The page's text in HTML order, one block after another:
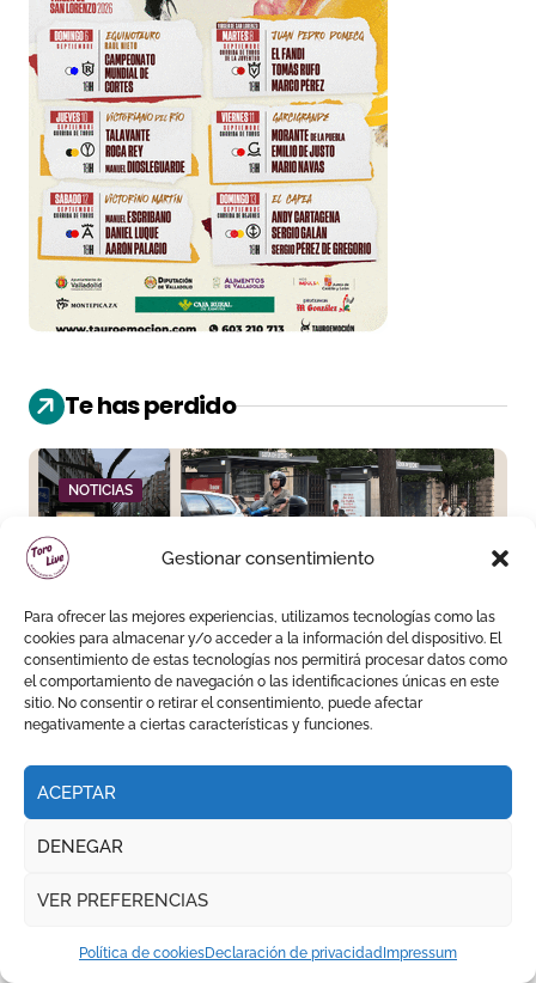
Gestionar consentimiento
Para ofrecer las mejores experiencias, utilizamos tecnologías como las
cookies para almacenar y/o acceder a la información del dispositivo. El
consentimiento de estas tecnologías nos permitirá procesar datos como
el comportamiento de navegación o las identificaciones únicas en este
sitio. No consentir o retirar el consentimiento, puede afectar
negativamente a ciertas características y funciones.
ACEPTAR
DENEGAR
VER PREFERENCIAS
Política de cookiesDeclaración de privacidad Impressum
Te has perdido
NOTICIAS
Ginés Marín lanza ‘Eso es
Torería’, una campaña para
reivindicar los valores del
OBITUARIO